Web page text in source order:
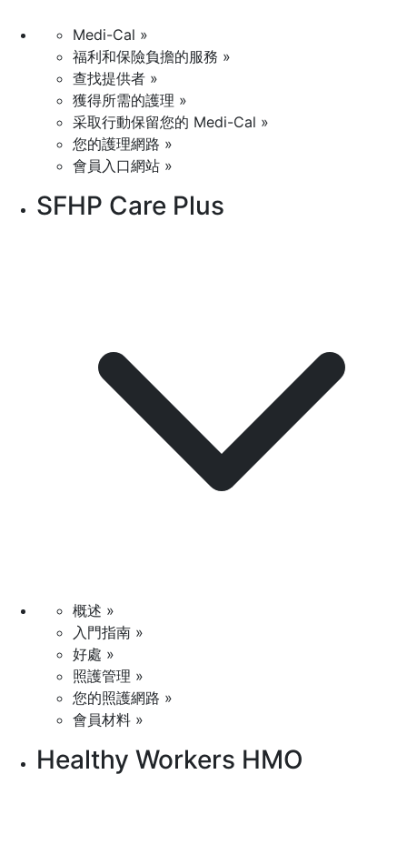
Medi-Cal »
福利和保險負擔的服務 »
查找提供者 »
獲得所需的護理 »
采取行動保留您的 Medi-Cal »
您的護理網路 »
會員入口網站 »
SFHP Care Plus
概述 »
入門指南 »
好處 »
照護管理 »
您的照護網路 »
會員材料 »
Healthy Workers HMO